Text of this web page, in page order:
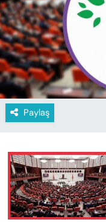
Paylaş
SAĞLIK
SPOR
KÜLTÜR-SANAT
MAGAZİN
YAZAR KÖŞESİ
SİYASET